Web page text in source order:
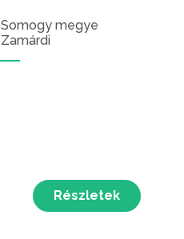
Somogy megye
Zamárdi
Részletek